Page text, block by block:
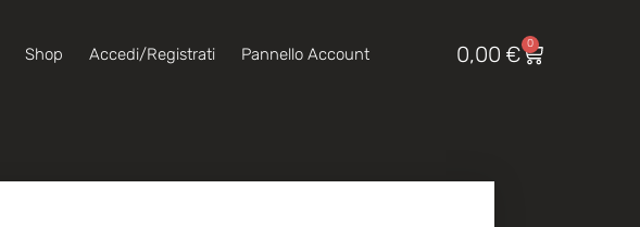
Shop Accedi/Registrati Pannello Account 0,00 € 0